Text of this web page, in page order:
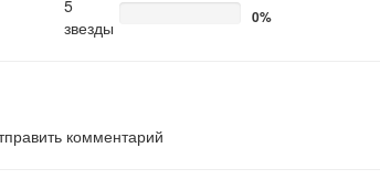
5
звезды
0%
комментарий